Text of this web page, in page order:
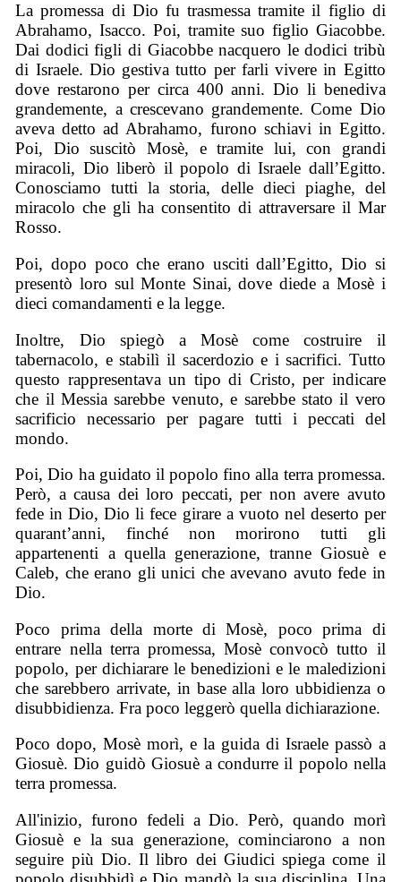
La promessa di Dio fu trasmessa tramite il figlio di
Abrahamo, Isacco. Poi, tramite suo figlio Giacobbe.
Dai dodici figli di Giacobbe nacquero le dodici tribù
di Israele. Dio gestiva tutto per farli vivere in Egitto
dove restarono per circa 400 anni. Dio li benediva
grandemente, a crescevano grandemente. Come Dio
aveva detto ad Abrahamo, furono schiavi in Egitto.
Poi, Dio suscitò Mosè, e tramite lui, con grandi
miracoli, Dio liberò il popolo di Israele dall’Egitto.
Conosciamo tutti la storia, delle dieci piaghe, del
miracolo che gli ha consentito di attraversare il Mar
Rosso.
Poi, dopo poco che erano usciti dall’Egitto, Dio si
presentò loro sul Monte Sinai, dove diede a Mosè i
dieci comandamenti e la legge.
Inoltre, Dio spiegò a Mosè come costruire il
tabernacolo, e stabilì il sacerdozio e i sacrifici. Tutto
questo rappresentava un tipo di Cristo, per indicare
che il Messia sarebbe venuto, e sarebbe stato il vero
sacrificio necessario per pagare tutti i peccati del
mondo.
Poi, Dio ha guidato il popolo fino alla terra promessa.
Però, a causa dei loro peccati, per non avere avuto
fede in Dio, Dio li fece girare a vuoto nel deserto per
quarant’anni, finché non morirono tutti gli
appartenenti a quella generazione, tranne Giosuè e
Caleb, che erano gli unici che avevano avuto fede in
Dio.
Poco prima della morte di Mosè, poco prima di
entrare nella terra promessa, Mosè convocò tutto il
popolo, per dichiarare le benedizioni e le maledizioni
che sarebbero arrivate, in base alla loro ubbidienza o
disubbidienza. Fra poco leggerò quella dichiarazione.
Poco dopo, Mosè morì, e la guida di Israele passò a
Giosuè. Dio guidò Giosuè a condurre il popolo nella
terra promessa.
All'inizio, furono fedeli a Dio. Però, quando morì
Giosuè e la sua generazione, cominciarono a non
seguire più Dio. Il libro dei Giudici spiega come il